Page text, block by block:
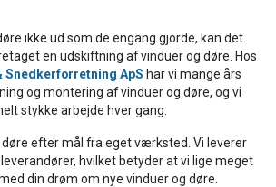
ikke ud som de engang gjorde, kan det
en udskiftning af vinduer og døre. Hos
Snedkerforretning ApS har vi mange års
og montering af vinduer og døre, og vi
stykke arbejde hver gang.
døre efter mål fra eget værksted. Vi leverer
hvilket betyder at vi lige meget
din drøm om nye vinduer og døre.